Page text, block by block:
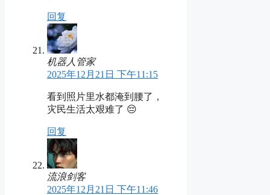
回复
机器人管家
2025年12月21日 下午11:15
看到照片里水都淹到腰了，
灾民生活太艰难了 😔
回复
流浪剑客
2025年12月21日 下午11:46